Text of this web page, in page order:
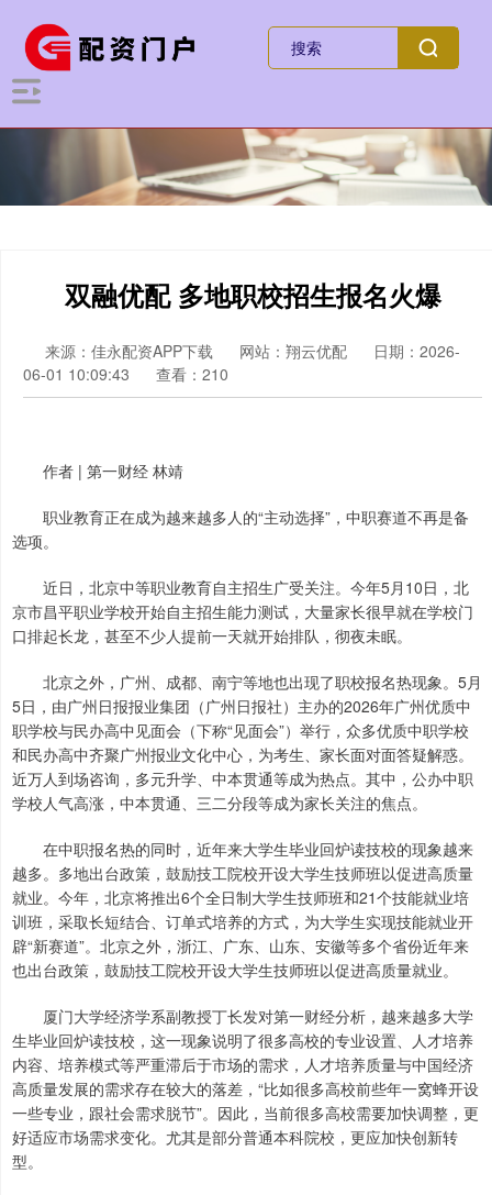
双融优配 多地职校招生报名火爆
来源：佳永配资APP下载 网站：翔云优配
日期：2026-
06-01 10:09:43
查看：210
作者 | 第一财经 林靖
职业教育正在成为越来越多人的“主动选择”，中职赛道不再是备
选项。
近日，北京中等职业教育自主招生广受关注。今年5月10日，北
京市昌平职业学校开始自主招生能力测试，大量家长很早就在学校门
口排起长龙，甚至不少人提前一天就开始排队，彻夜未眠。
北京之外，广州、成都、南宁等地也出现了职校报名热现象。5月
5日，由广州日报报业集团（广州日报社）主办的2026年广州优质中
职学校与民办高中见面会（下称“见面会”）举行，众多优质中职学校
和民办高中齐聚广州报业文化中心，为考生、家长面对面答疑解惑。
近万人到场咨询，多元升学、中本贯通等成为热点。其中，公办中职
学校人气高涨，中本贯通、三二分段等成为家长关注的焦点。
在中职报名热的同时，近年来大学生毕业回炉读技校的现象越来
越多。多地出台政策，鼓励技工院校开设大学生技师班以促进高质量
就业。今年，北京将推出6个全日制大学生技师班和21个技能就业培
训班，采取长短结合、订单式培养的方式，为大学生实现技能就业开
辟“新赛道”。北京之外，浙江、广东、山东、安徽等多个省份近年来
也出台政策，鼓励技工院校开设大学生技师班以促进高质量就业。
厦门大学经济学系副教授丁长发对第一财经分析，越来越多大学
生毕业回炉读技校，这一现象说明了很多高校的专业设置、人才培养
内容、培养模式等严重滞后于市场的需求，人才培养质量与中国经济
高质量发展的需求存在较大的落差，“比如很多高校前些年一窝蜂开设
一些专业，跟社会需求脱节”。因此，当前很多高校需要加快调整，更
好适应市场需求变化。尤其是部分普通本科院校，更应加快创新转
型。